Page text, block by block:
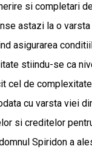
si completari
astazi la o
asigurarea
stiindu-se ca
cel de
cu varsta viei
si creditelor
Spiridon a